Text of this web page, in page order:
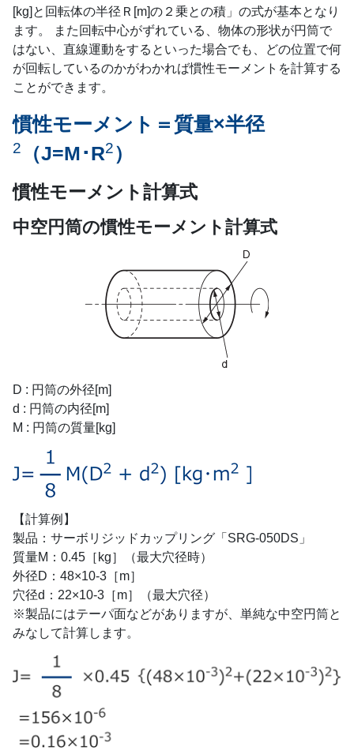
[kg]と回転体の半径Ｒ[m]の２乗との積」の式が基本となり
ます。 また回転中心がずれている、物体の形状が円筒で
はない、直線運動をするといった場合でも、どの位置で何
が回転しているのかがわかれば慣性モーメントを計算する
ことができます。
慣性モーメント＝質量×半径
2 （J=M･R2）
慣性モーメント計算式
中空円筒の慣性モーメント計算式
D : 円筒の外径[m]
d : 円筒の内径[m]
M : 円筒の質量[kg]
【計算例】
製品：サーボリジッドカップリング「SRG-050DS」
質量M：0.45［kg］（最大穴径時）
外径D：48×10-3［m］
穴径d：22×10-3［m］（最大穴径）
※製品にはテーパ面などがありますが、単純な中空円筒と
みなして計算します。